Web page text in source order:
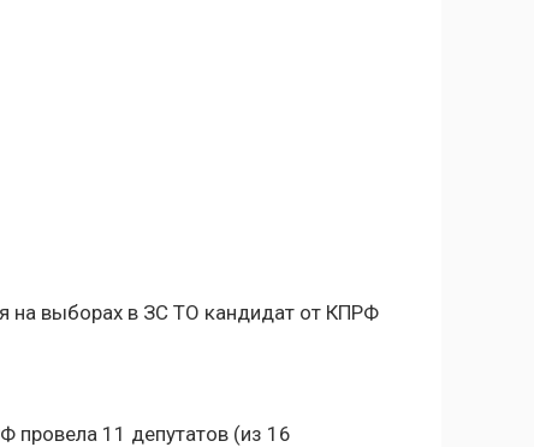
на выборах в ЗС ТО кандидат от КПРФ
провела 11 депутатов (из 16